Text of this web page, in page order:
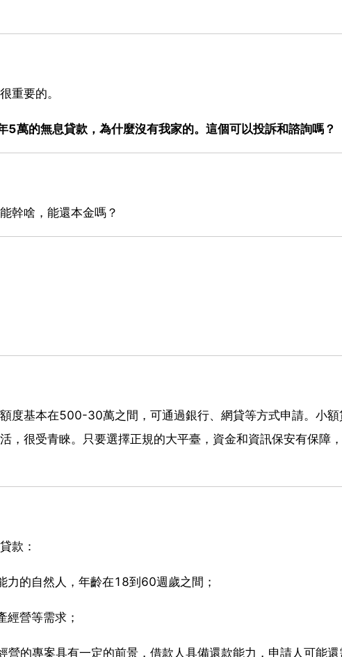
重要的。
萬的無息貸款，為什麼沒有我家的。這個可以投訴和諮詢嗎？
幹啥，能還本金嗎？
度基本在500-30萬之間，可通過銀行、網貸等方式申請。小
，很受青睞。只要選擇正規的大平臺，資金和資訊保安有保障
款：
力的自然人，年齡在18到60週歲之間；
經營等需求；
的專案具有一定的前景，借款人具備還款能力，申請人可能還